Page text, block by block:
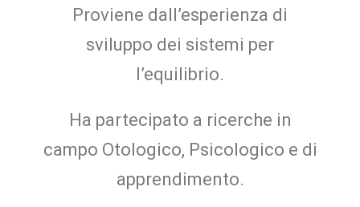
Proviene dall’esperienza di
sviluppo dei sistemi per
l’equilibrio.
Ha partecipato a ricerche in
campo Otologico, Psicologico e di
apprendimento.